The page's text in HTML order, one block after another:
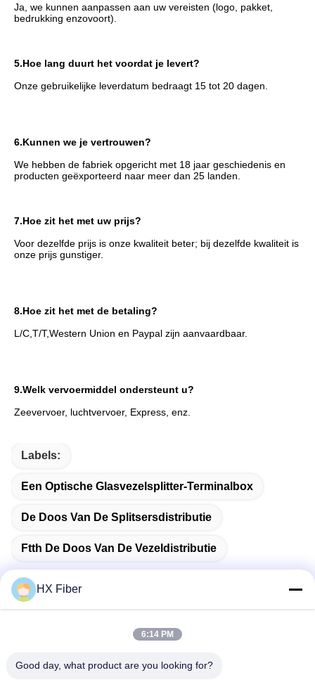
Ja, we kunnen aanpassen aan uw vereisten (logo, pakket,
bedrukking enzovoort).
5.Hoe lang duurt het voordat je levert?
Onze gebruikelijke leverdatum bedraagt ​​15 tot 20 dagen.
6.Kunnen we je vertrouwen?
We hebben de fabriek opgericht met 18 jaar geschiedenis en
producten geëxporteerd naar meer dan 25 landen.
7.Hoe zit het met uw prijs?
Voor dezelfde prijs is onze kwaliteit beter; bij dezelfde kwaliteit is
onze prijs gunstiger.
8.Hoe zit het met de betaling?
L/C,T/T,Western Union en Paypal zijn aanvaardbaar.
9.Welk vervoermiddel ondersteunt u?
Zeevervoer, luchtvervoer, Express, enz.
Labels:
Een Optische Glasvezelsplitter-Terminalbox
De Doos Van De Splitsersdistributie
Ftth De Doos Van De Vezeldistributie
Adres
HX Fiber
6:14 PM
Good day, what product are you looking for?